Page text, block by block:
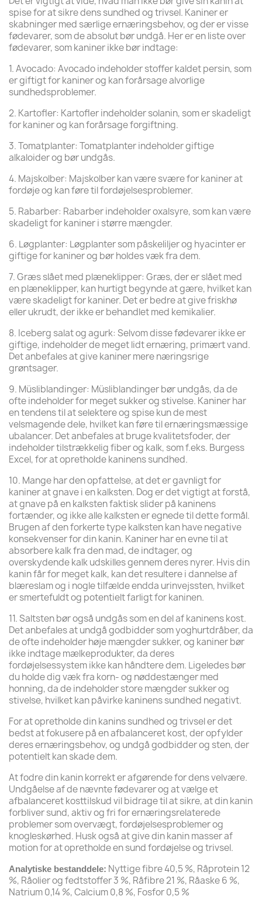
spise for at sikre dens sundhed og trivsel. Kaniner er
skabninger med særlige ernæringsbehov, og der er visse
fødevarer, som de absolut bør undgå. Her er en liste over
fødevarer, som kaniner ikke bør indtage:
1. Avocado: Avocado indeholder stoffer kaldet persin, som
er giftigt for kaniner og kan forårsage alvorlige
sundhedsproblemer.
2. Kartofler: Kartofler indeholder solanin, som er skadeligt
for kaniner og kan forårsage forgiftning.
3. Tomatplanter: Tomatplanter indeholder giftige
alkaloider og bør undgås.
4. Majskolber: Majskolber kan være svære for kaniner at
fordøje og kan føre til fordøjelsesproblemer.
5. Rabarber: Rabarber indeholder oxalsyre, som kan være
skadeligt for kaniner i større mængder.
6. Løgplanter: Løgplanter som påskeliljer og hyacinter er
giftige for kaniner og bør holdes væk fra dem.
7. Græs slået med plæneklipper: Græs, der er slået med
en plæneklipper, kan hurtigt begynde at gære, hvilket kan
være skadeligt for kaniner. Det er bedre at give friskhø
eller ukrudt, der ikke er behandlet med kemikalier.
8. Iceberg salat og agurk: Selvom disse fødevarer ikke er
giftige, indeholder de meget lidt ernæring, primært vand.
Det anbefales at give kaniner mere næringsrige
grøntsager.
9. Müsliblandinger: Müsliblandinger bør undgås, da de
ofte indeholder for meget sukker og stivelse. Kaniner har
en tendens til at selektere og spise kun de mest
velsmagende dele, hvilket kan føre til ernæringsmæssige
ubalancer. Det anbefales at bruge kvalitetsfoder, der
indeholder tilstrækkelig fiber og kalk, som f.eks. Burgess
Excel, for at opretholde kaninens sundhed.
10. Mange har den opfattelse, at det er gavnligt for
kaniner at gnave i en kalksten. Dog er det vigtigt at forstå,
at gnave på en kalksten faktisk slider på kaninens
fortænder, og ikke alle kalksten er egnede til dette formål.
Brugen af den forkerte type kalksten kan have negative
konsekvenser for din kanin. Kaniner har en evne til at
absorbere kalk fra den mad, de indtager, og
overskydende kalk udskilles gennem deres nyrer. Hvis din
kanin får for meget kalk, kan det resultere i dannelse af
blæreslam og i nogle tilfælde endda urinvejssten, hvilket
er smertefuldt og potentielt farligt for kaninen.
11. Saltsten bør også undgås som en del af kaninens kost.
Det anbefales at undgå godbidder som yoghurtdråber, da
de ofte indeholder høje mængder sukker, og kaniner bør
ikke indtage mælkeprodukter, da deres
fordøjelsessystem ikke kan håndtere dem. Ligeledes bør
du holde dig væk fra korn- og nøddestænger med
honning, da de indeholder store mængder sukker og
stivelse, hvilket kan påvirke kaninens sundhed negativt.
For at opretholde din kanins sundhed og trivsel er det
bedst at fokusere på en afbalanceret kost, der opfylder
deres ernæringsbehov, og undgå godbidder og sten, der
potentielt kan skade dem.
At fodre din kanin korrekt er afgørende for dens velvære.
Undgåelse af de nævnte fødevarer og at vælge et
afbalanceret kosttilskud vil bidrage til at sikre, at din kanin
forbliver sund, aktiv og fri for ernæringsrelaterede
problemer som overvægt, fordøjelsesproblemer og
knogleskørhed. Husk også at give din kanin masser af
motion for at opretholde en sund fordøjelse og trivsel.
Analytiske bestanddele: Nyttige fibre 40,5 %, Råprotein 12
%, Råolier og fedtstoffer 3 %, Råfibre 21 %, Råaske 6 %,
Natrium 0,14 %, Calcium 0,8 %, Fosfor 0,5 %